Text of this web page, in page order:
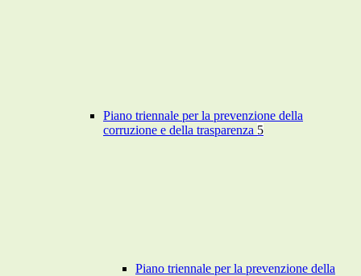
Piano triennale per la prevenzione della
corruzione e della trasparenza 5
Piano triennale per la prevenzione della